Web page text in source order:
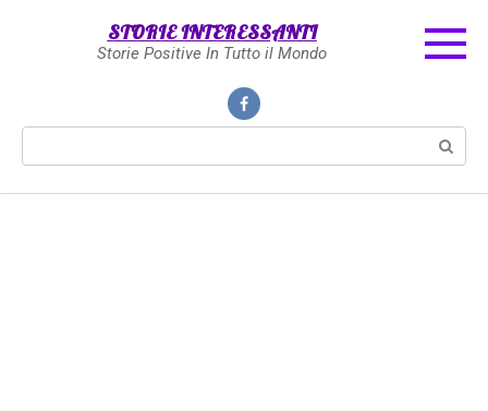
STORIE INTERESSANTI
Storie Positive In Tutto il Mondo